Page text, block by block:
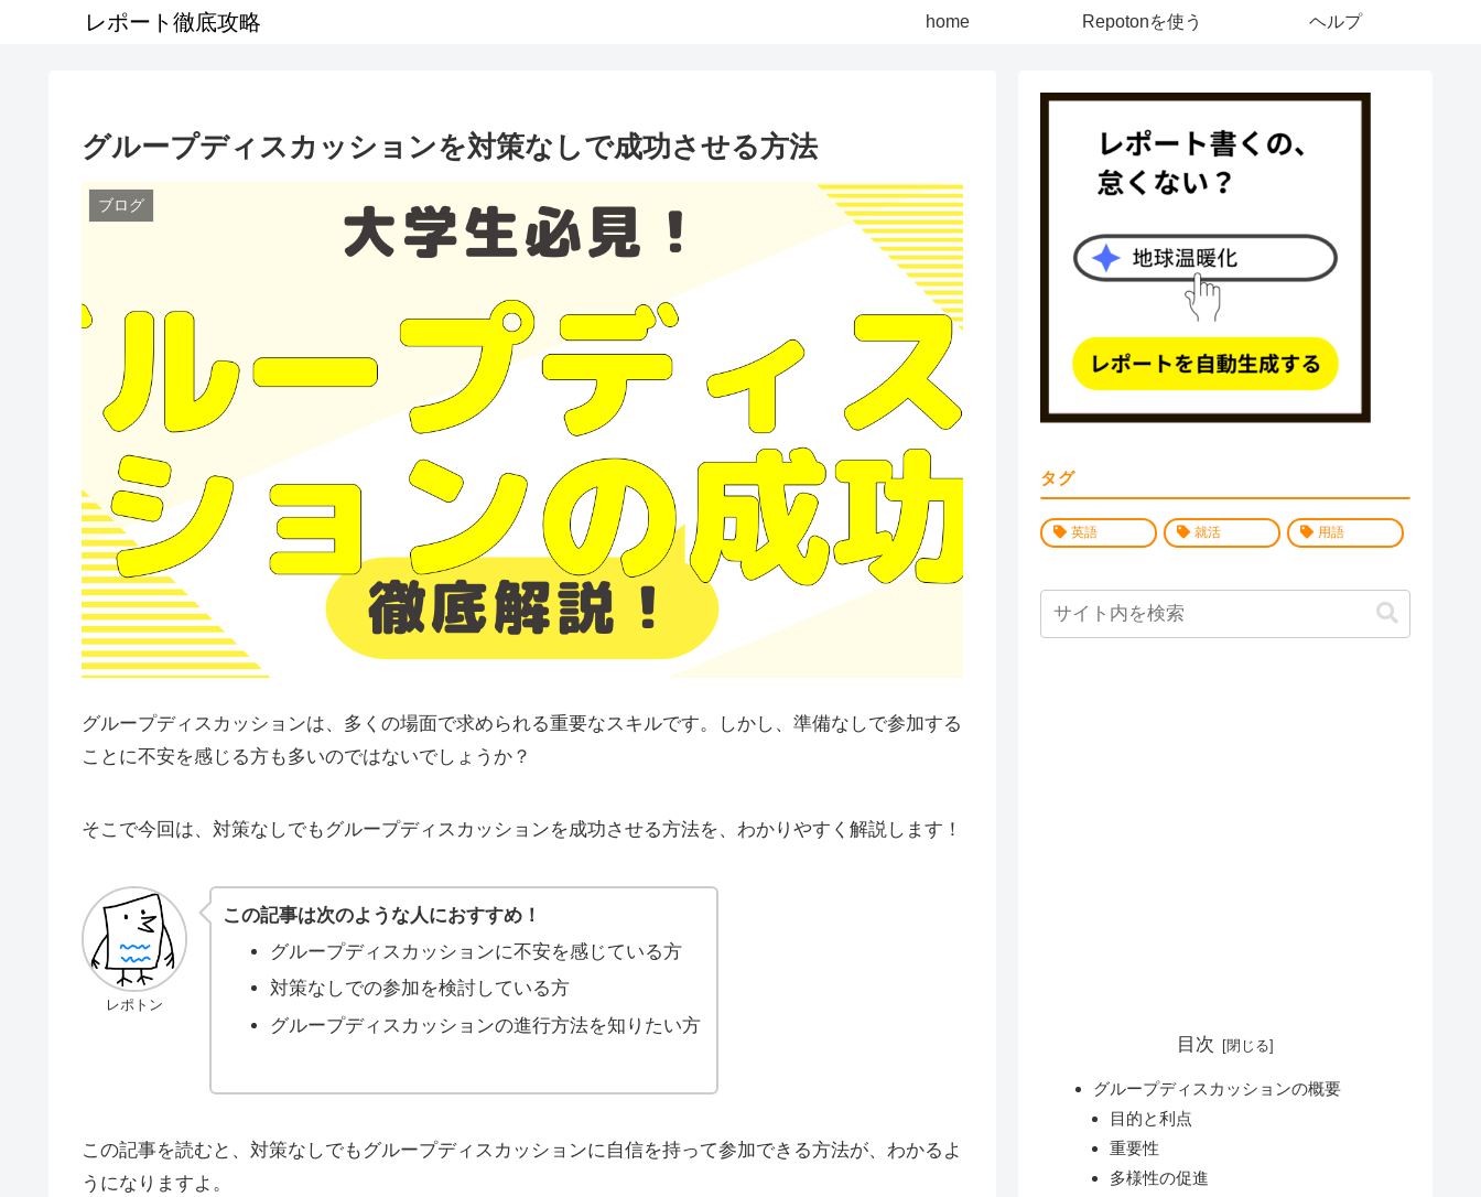
レポート徹底攻略 home Repotonを使う ヘルプ
グループディスカッションを対策なしで成功させる方法
ブログ
グループディスカッションは、多くの場面で求められる重要なスキルです。しかし、準備なしで参加する
ことに不安を感じる方も多いのではないでしょうか？
そこで今回は、対策なしでもグループディスカッションを成功させる方法を、わかりやすく解説します！
レポトン
この記事は次のような人におすすめ！
グループディスカッションに不安を感じている方
対策なしでの参加を検討している方
グループディスカッションの進行方法を知りたい方
この記事を読むと、対策なしでもグループディスカッションに自信を持って参加できる方法が、わかるよ
うになりますよ。
タグ
英語 就活 用語
目次
グループディスカッションの概要
目的と利点
重要性
多様性の促進